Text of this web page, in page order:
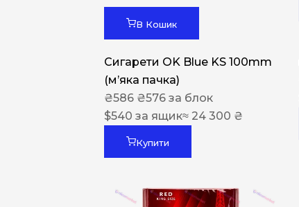
В Кошик
Сигарети OK Blue KS 100mm
(м’яка пачка)
₴586 ₴576 за блок
$540 за ящик≈ 24 300 ₴
Купити